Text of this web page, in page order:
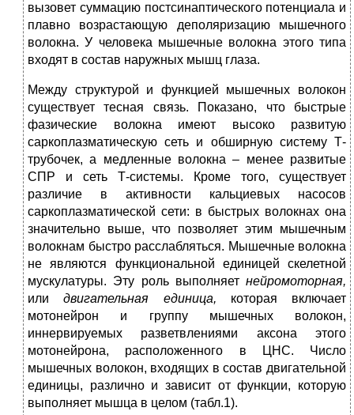
вызовет суммацию постсинаптического потенциала и
плавно возрастающую деполяризацию мышечного
волокна. У человека мышечные волокна этого типа
входят в состав наружных мышц глаза.
Между структурой и функцией мышечных волокон
существует тесная связь. Показано, что быстрые
фазические волокна имеют высоко развитую
саркоплазматическую сеть и обширную систему Т-
трубочек, а медленные волокна – менее развитые
СПР и сеть Т-системы. Кроме того, существует
различие в активности кальциевых насосов
саркоплазматической сети: в быстрых волокнах она
значительно выше, что позволяет этим мышечным
волокнам быстро расслабляться. Мышечные волокна
не являются функциональной единицей скелетной
мускулатуры. Эту роль выполняет нейромоторная,
илидвигательная единица, которая включает
мотонейрон и группу мышечных волокон,
иннервируемых разветвлениями аксона этого
мотонейрона, расположенного в ЦНС. Число
мышечных волокон, входящих в состав двигательной
единицы, различно и зависит от функции, которую
выполняет мышца в целом (табл.1).